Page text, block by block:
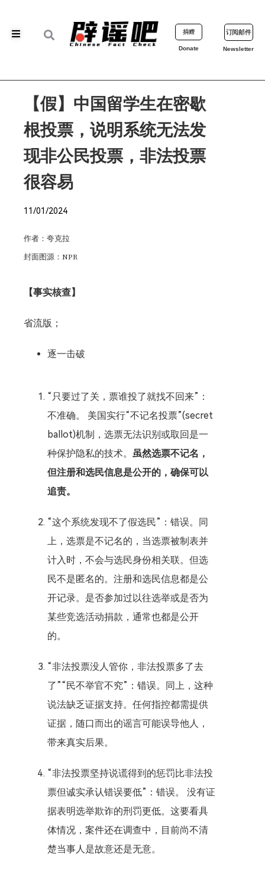
捐赠
Donate
订阅邮件
Newsletter
【假】中国留学生在密歇
根投票，说明系统无法发
现非公民投票，非法投票
很容易
11/01/2024
作者：夸克拉
封面图源：NPR
【事实核查】
省流版；
逐一击破
“只要过了关，票谁投了就找不回来”：
不准确。 美国实行“不记名投票”(secret
ballot)机制，选票无法识别或取回是一
种保护隐私的技术。 虽然选票不记名，
但注册和选民信息是公开的，确保可以
追责。
“这个系统发现不了假选民”：错误。同
上，选票是不记名的，当选票被制表并
计入时，不会与选民身份相关联。但选
民不是匿名的。注册和选民信息都是公
开记录。是否参加过以往选举或是否为
某些竞选活动捐款，通常也都是公开
的。
“非法投票没人管你，非法投票多了去
了”“民不举官不究”：错误。同上，这种
说法缺乏证据支持。任何指控都需提供
证据，随口而出的谣言可能误导他人，
带来真实后果。
“非法投票坚持说谎得到的惩罚比非法投
票但诚实承认错误要低”：错误。 没有证
据表明选举欺诈的刑罚更低。这要看具
体情况，案件还在调查中，目前尚不清
楚当事人是故意还是无意。